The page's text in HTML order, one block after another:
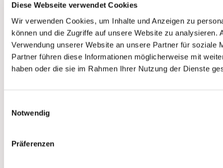
Diese Webseite verwendet Cookies
Wir verwenden Cookies, um Inhalte und Anzeigen zu
können und die Zugriffe auf unsere Website zu analysieren.
Verwendung unserer Website an unsere Partner für soziale
Partner führen diese Informationen möglicherweise mit
haben oder die sie im Rahmen Ihrer Nutzung der Dienste
Notwendig
Präferenzen
Webseite:www.evangkitzbuehel.info
Mail: pg.kitzbuehel(at)evang.at